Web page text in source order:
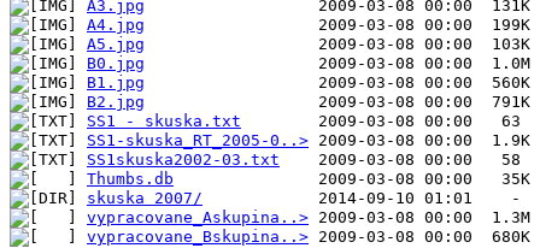
A3.jpg
A4.jpg
A5.jpg
B0.jpg
B1.jpg
B2.jpg
SS1 - skuska.txt
SS1-skuska_RT_2005-0..>
SS1skuska2002-03.txt
Thumbs.db
skuska 2007/
vypracovane_Askupina..>
vypracovane_Bskupina..>